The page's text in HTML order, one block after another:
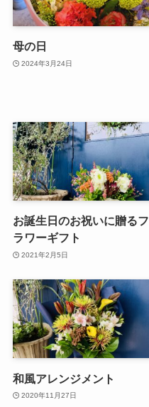
母の日
2024年3月24日
お誕生日のお祝いに贈るフ
ラワーギフト
2021年2月5日
和風アレンジメント
2020年11月27日